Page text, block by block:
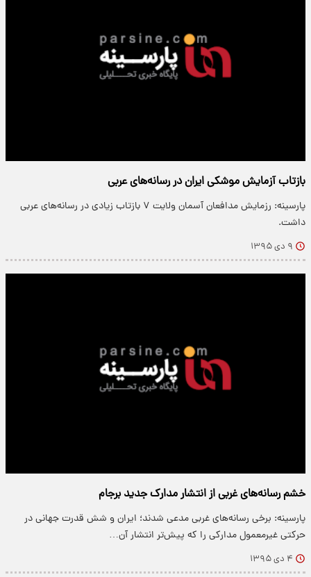
بازتاب آزمایش موشکی ایران در رسانه‌های عربی
پارسینه: رزمایش مدافعان آسمان ولایت ۷ بازتاب زیادی در رسانه‌های عربی
داشت.
۹ دی ۱۳۹۵
خشم رسانه‌های غربی از انتشار مدارک جدید برجام
پارسینه: برخی رسانه‌های غربی مدعی شدند؛ ایران و شش قدرت جهانی در
حرکتی غیرمعمول مدارکی را که پیش‌تر انتشار آن…
۴ دی ۱۳۹۵